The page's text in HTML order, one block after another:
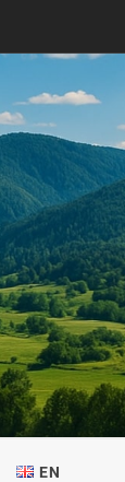
EN